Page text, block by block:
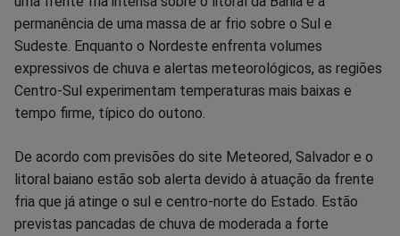
FacebookWhatsappTwitterMessengerTelegram
permanência de uma massa de ar frio sobre o Sul e
Sudeste. Enquanto o Nordeste enfrenta volumes
expressivos de chuva e alertas meteorológicos, as regiões
Centro-Sul experimentam temperaturas mais baixas e
tempo firme, típico do outono.
De acordo com previsões do site Meteored, Salvador e o
litoral baiano estão sob alerta devido à atuação da frente
fria que já atinge o sul e centro-norte do Estado. Estão
previstas pancadas de chuva de moderada a forte